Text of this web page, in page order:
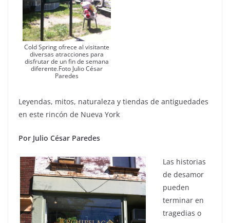
Cold Spring ofrece al visitante
diversas atracciones para
disfrutar de un fin de semana
diferente.Foto Julio César
Paredes
Leyendas, mitos, naturaleza y tiendas de antiguedades
en este rincón de Nueva York
Por Julio César Paredes
Las historias
de desamor
pueden
terminar en
tragedias o